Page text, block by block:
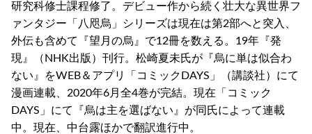
研究科修士課程修了。デビュー作から続く壮大な異世界フ
ァンタジー「八咫烏」シリーズは現在は第2部へと突入、
外伝も含めて『望月の烏』で12冊を数える。19年『発
現』（NHK出版）刊行。松崎夏未氏が『烏に単は似合わ
ない』をWEB＆アプリ「コミックDAYS」（講談社）にて
漫画連載、2020年6月全4巻が完結。現在「コミック
DAYS」にて『烏は主を選ばない』が同氏によって連載
中。現在、中台露ほかで翻訳進行中。